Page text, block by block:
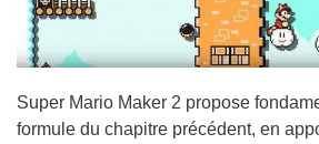
Super Mario Maker 2 propose
formule du chapitre précédent, en